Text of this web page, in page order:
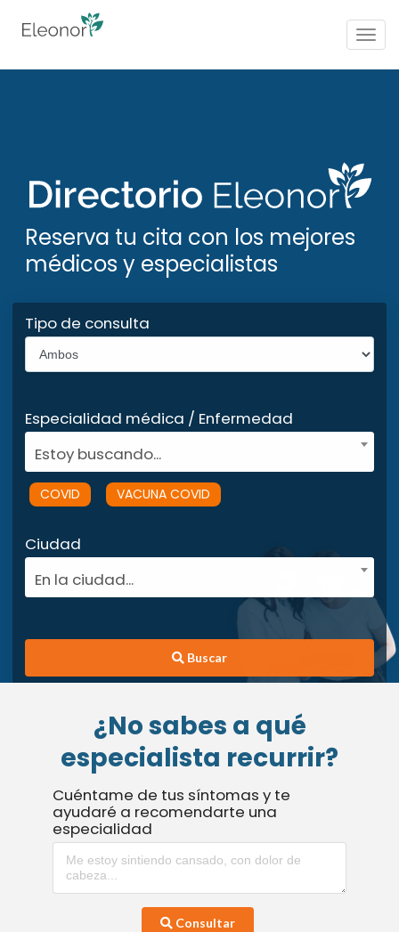
Reserva tu cita con los mejores
médicos y especialistas
Tipo de consulta
Especialidad médica / Enfermedad
Estoy buscando...
COVID VACUNA COVID
Ciudad
En la ciudad...
Buscar
¿No sabes a qué
especialista recurrir?
Cuéntame de tus síntomas y te
ayudaré a recomendarte una
especialidad
Consultar